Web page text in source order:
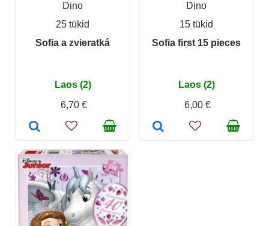
Dino
25 tükid
Sofia a zvieratká
Laos (2)
6,70 €
Dino
15 tükid
Sofia first 15 pieces
Laos (2)
6,00 €